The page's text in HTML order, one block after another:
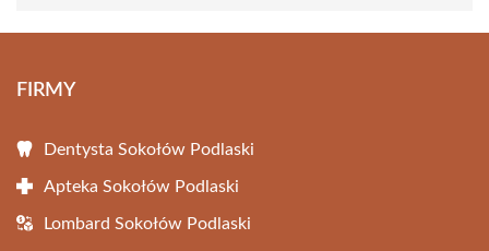
FIRMY
Dentysta Sokołów Podlaski
Apteka Sokołów Podlaski
Lombard Sokołów Podlaski